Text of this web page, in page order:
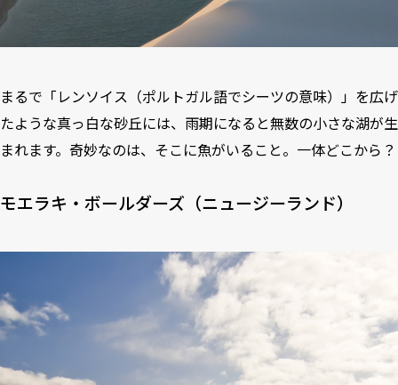
まるで「レンソイス（ポルトガル語でシーツの意味）」を広げ
たような真っ白な砂丘には、雨期になると無数の小さな湖が生
まれます。奇妙なのは、そこに魚がいること。一体どこから？
モエラキ・ボールダーズ（ニュージーランド）